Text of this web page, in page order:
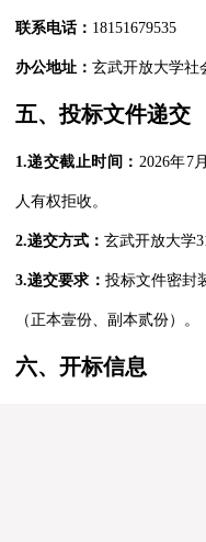
联系电话： 18151679535
办公地址： 玄武开放大学社
五、投标文件递交
1.递交截止时间： 2026年7
人有权拒收。
2.递交方式： 玄武开放大学
3.递交要求： 投标文件密封
（正本壹份、副本贰份）。
六、开标信息